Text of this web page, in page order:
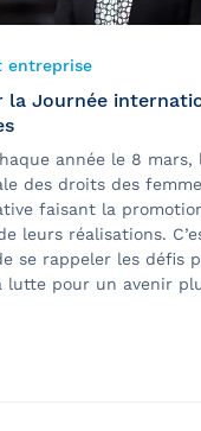
entreprise
la Journée
année le 8 mars,
des droits des
faisant la
leurs réalisations.
se rappeler les défis
lutte pour un avenir